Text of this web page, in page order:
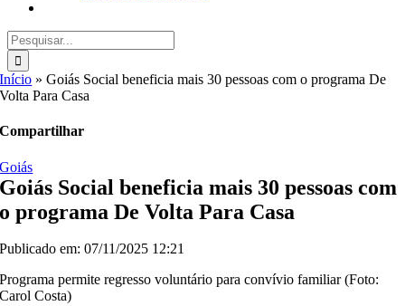
Buscar
resultados
para:
Início »Goiás Social beneficia mais 30 pessoas com o programa De
Volta Para Casa
Compartilhar
Goiás
Goiás Social beneficia mais 30 pessoas com
o programa De Volta Para Casa
Publicado em: 07/11/2025 12:21
Programa permite regresso voluntário para convívio familiar (Foto:
Carol Costa)